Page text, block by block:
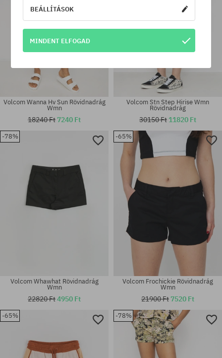
Elérhető méretek:
Elérhető méretek:
XS; S; M; L; XL
Elérhető méretek:
Volcom Wanna Hv Sun Rövidnadrág
Wmn
18240 Ft 7240 Ft
Elérhető méretek:
25; 28
Volcom Stn Step Hirise Wmn
Rövidnadrág
30150 Ft 11820 Ft
-78%
Volcom Whawhat Rövidnadrág
Wmn
22820 Ft4950 Ft
-65%
Volcom Frochickie Rövidnadrág
Wmn
21900 Ft 7520 Ft
-65% -78%
BEÁLLÍTÁSOK
MINDENT ELFOGAD